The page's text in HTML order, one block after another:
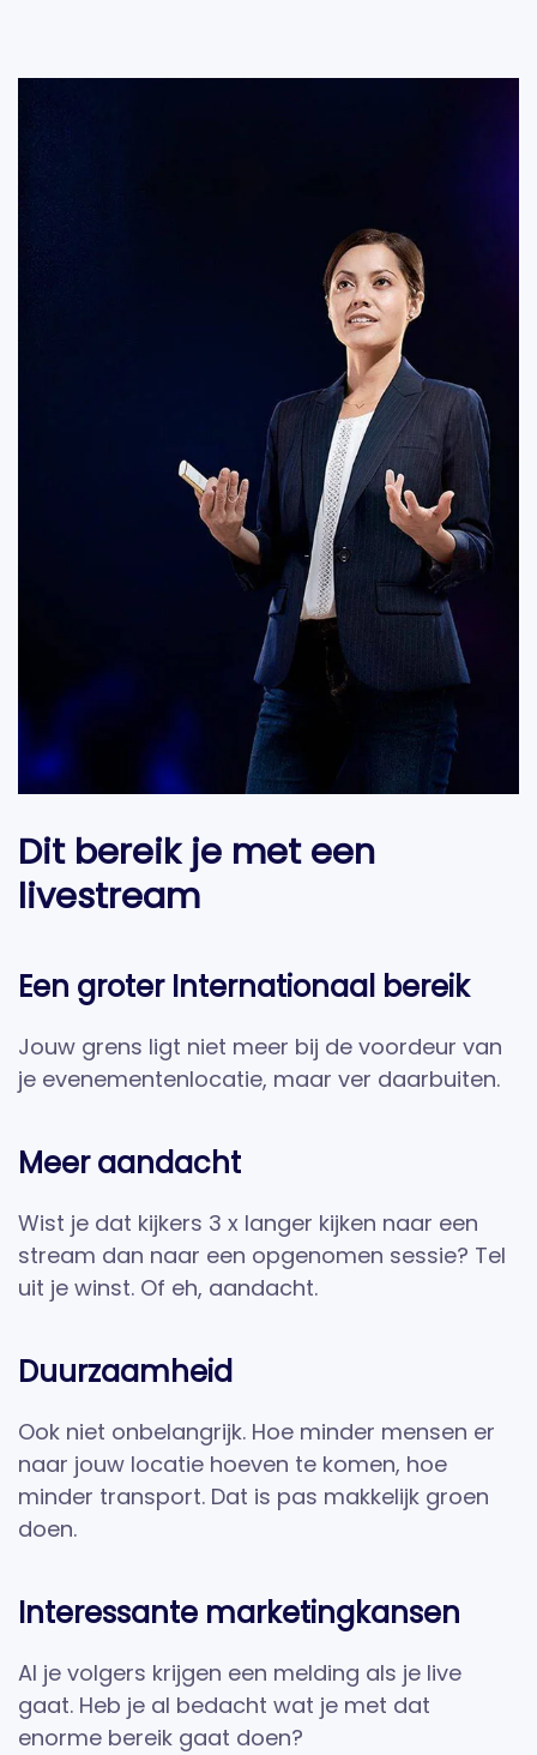
Dit bereik je met een
livestream
Een groter Internationaal bereik
Jouw grens ligt niet meer bij de voordeur van
je evenementenlocatie, maar ver daarbuiten.
Meer aandacht
Wist je dat kijkers 3 x langer kijken naar een
stream dan naar een opgenomen sessie? Tel
uit je winst. Of eh, aandacht.
Duurzaamheid
Ook niet onbelangrijk. Hoe minder mensen er
naar jouw locatie hoeven te komen, hoe
minder transport. Dat is pas makkelijk groen
doen.
Interessante marketingkansen
Al je volgers krijgen een melding als je live
gaat. Heb je al bedacht wat je met dat
enorme bereik gaat doen?